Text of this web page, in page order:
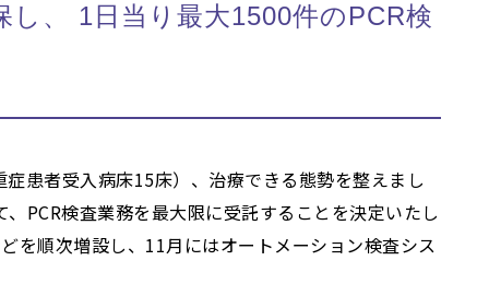
、 1日当り最大1500件のPCR検
患者受入病床15床）、治療できる態勢を整えまし
PCR検査業務を最大限に受託することを決定いたし
を順次増設し、11月にはオートメーション検査シス